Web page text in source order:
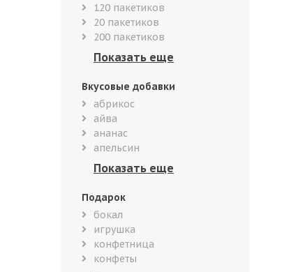
120 пакетиков
20 пакетиков
200 пакетиков
Вкусовые добавки
абрикос
айва
ананас
апельсин
Подарок
бокал
игрушка
конфетница
конфеты